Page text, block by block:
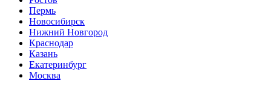
Пермь
Новосибирск
Нижний Новгород
Краснодар
Казань
Екатеринбург
Москва